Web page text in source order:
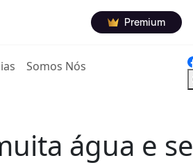
Premium
Somos Nós
água e se